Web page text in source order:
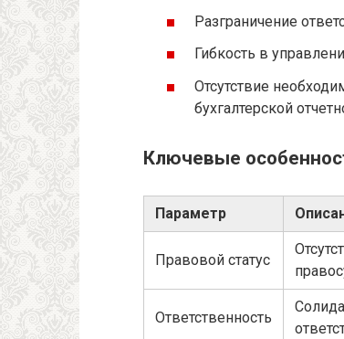
Разграничение
Гибкость в
Отсутствие
бухгалтерской
Ключевые
Параметр
Правовой статус
Ответственность